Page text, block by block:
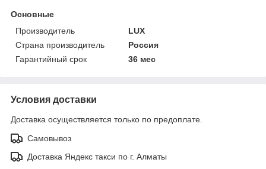
Основные
Производитель
LUX
Страна производитель
Россия
Гарантийный срок
36 мес
Условия доставки
Доставка осуществляется только по предоплате.
Самовывоз
Доставка Яндекс такси по г. Алматы